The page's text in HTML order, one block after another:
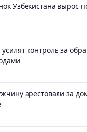
Узбекистана вырос
усилят контроль за
арестовали за